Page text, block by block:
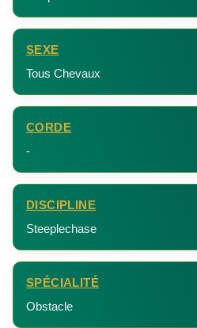
SEXE
Tous Chevaux
CORDE
-
DISCIPLINE
Steeplechase
SPÉCIALITÉ
Obstacle